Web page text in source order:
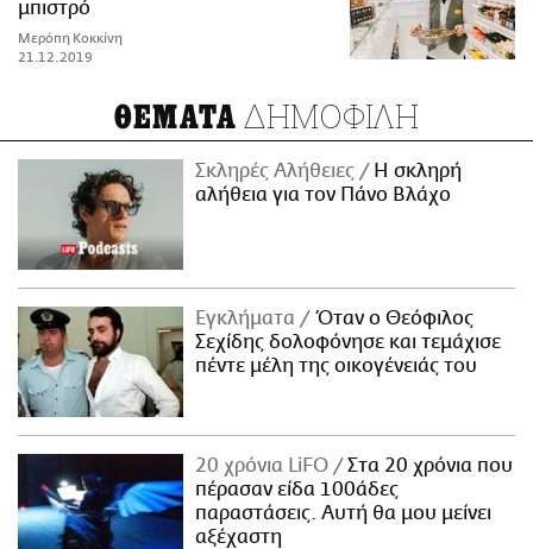
μπιστρό
Μερόπη Κοκκίνη
21.12.2019
ΘΕΜΑΤΑ ΔΗΜΟΦΙΛΗ
Σκληρές Αλήθειες
H σκληρή
αλήθεια για τον Πάνο Βλάχο
Εγκλήματα
Όταν ο Θεόφιλος
Σεχίδης δολοφόνησε και τεμάχισε
πέντε μέλη της οικογένειάς του
20 χρόνια LiFO
Στα 20 χρόνια που
πέρασαν είδα 100άδες
παραστάσεις. Αυτή θα μου μείνει
αξέχαστη